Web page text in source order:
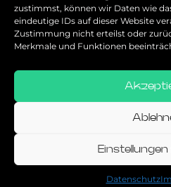
zustimmst, können wir Daten wie
eindeutige IDs auf dieser Website
Zustimmung nicht erteilst oder
Merkmale und Funktionen
Datenschutz
verifiziert von:
Allgemeine